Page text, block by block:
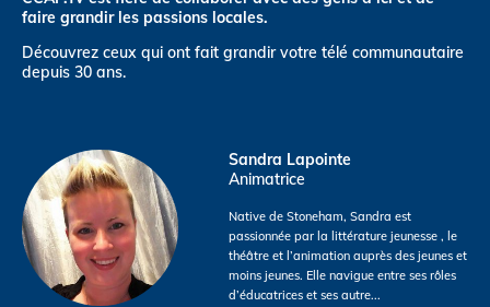
faire grandir les passions locales.
Découvrez ceux qui ont fait grandir votre télé communautaire
depuis 30 ans.
Sandra Lapointe
Animatrice
Native de Stoneham, Sandra est
passionnée par la littérature jeunesse , le
théâtre et l’animation auprès des jeunes et
moins jeunes. Elle navigue entre ses rôles
d’éducatrices et ses autre...